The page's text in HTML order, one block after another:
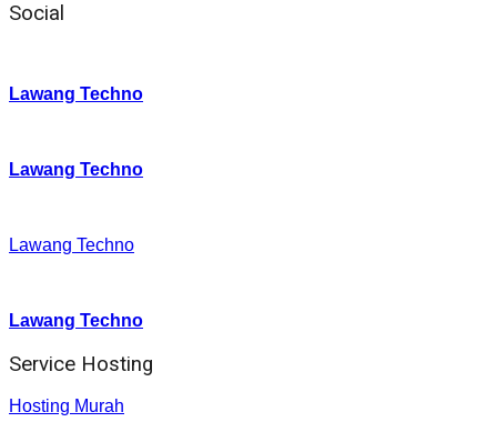
Social
Lawang Techno
Lawang Techno
Lawang Techno
Lawang Techno
Service Hosting
Hosting Murah